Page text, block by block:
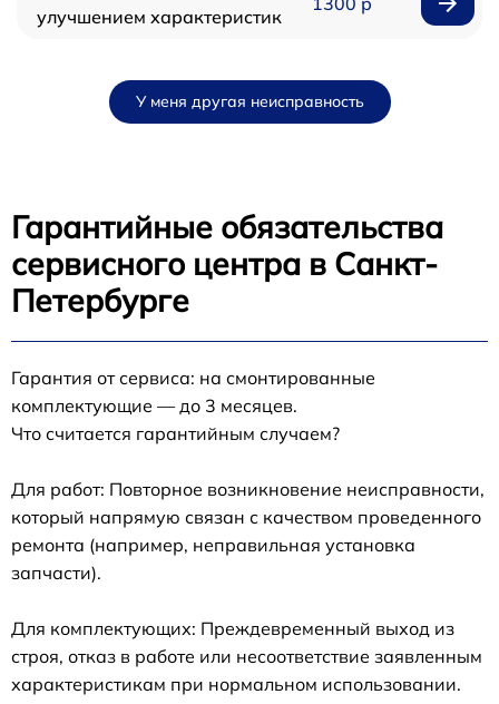
улучшением характеристик
У меня другая неисправность
Гарантийные обязательства
сервисного центра в Санкт-
Петербурге
Гарантия от сервиса: на смонтированные
комплектующие — до 3 месяцев.
Что считается гарантийным случаем?
Для работ: Повторное возникновение неисправности,
который напрямую связан с качеством проведенного
ремонта (например, неправильная установка
запчасти).
Для комплектующих: Преждевременный выход из
строя, отказ в работе или несоответствие заявленным
характеристикам при нормальном использовании.